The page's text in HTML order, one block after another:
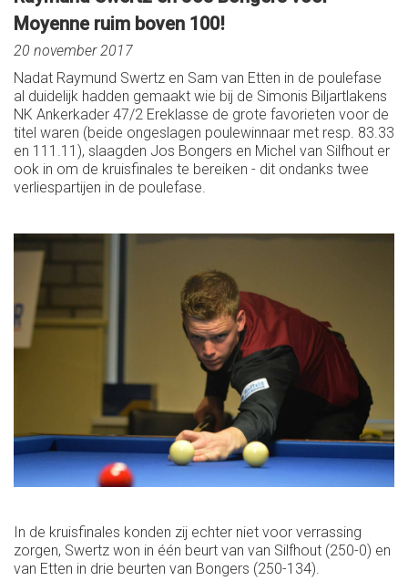
Moyenne ruim boven 100!
20 november 2017
Nadat Raymund Swertz en Sam van Etten in de poulefase
al duidelijk hadden gemaakt wie bij de Simonis Biljartlakens
NK Ankerkader 47/2 Ereklasse de grote favorieten voor de
titel waren (beide ongeslagen poulewinnaar met resp. 83.33
en 111.11), slaagden Jos Bongers en Michel van Silfhout er
ook in om de kruisfinales te bereiken - dit ondanks twee
verliespartijen in de poulefase.
In de kruisfinales konden zij echter niet voor verrassing
zorgen, Swertz won in één beurt van van Silfhout (250-0) en
van Etten in drie beurten van Bongers (250-134).